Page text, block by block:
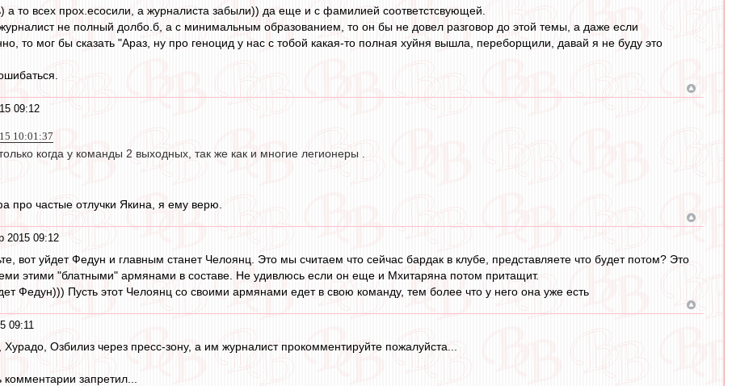
а то всех прох.есосили, а журналиста забыли)) да еще и с фамилией соответстсвующей.
не полный долбо.б, а с минимальным образованием, то он бы не довел разговор до этой темы, а даже если
то мог бы сказать "Араз, ну про геноцид у нас с тобой какая-то полная хуйня вышла, переборщили, давай я не буду это
09:12
10:01:37
когда у команды 2 выходных, так же как и многие легионеры .
про частые отлучки Якина, я ему верю.
2015 09:12
вот уйдет Федун и главным станет Челоянц. Это мы считаем что сейчас бардак в клубе, представляете что будет потом? Это
этими "блатными" армянами в составе. Не удивлюсь если он еще и Мхитаряна потом притащит.
Федун))) Пусть этот Челоянц со своими армянами едет в свою команду, тем более что у него она уже есть
09:11
Озбилиз через пресс-зону, а им журналист прокомментируйте пожалуйста...
запретил...